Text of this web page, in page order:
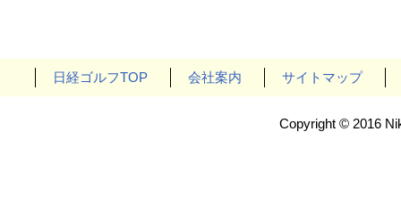
日経ゴルフTOP 会社案内 サイトマップ
Copyright © 2016